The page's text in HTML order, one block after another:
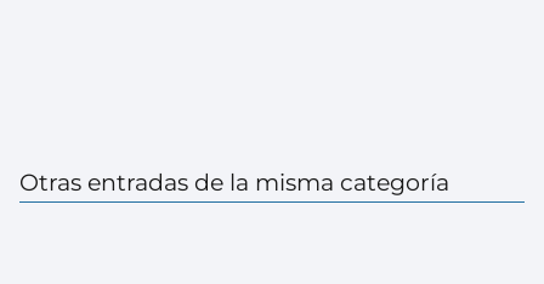
Otras entradas de la misma categoría